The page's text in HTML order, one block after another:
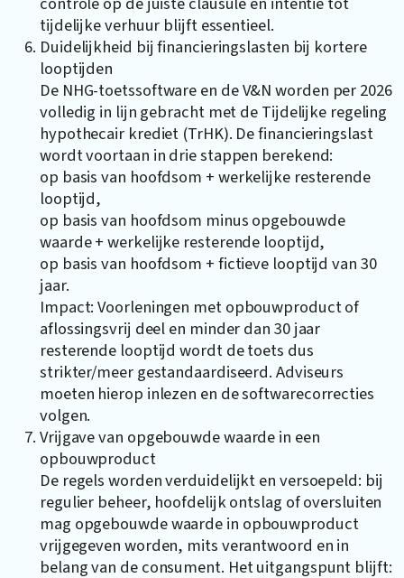
tijdelijke verhuur blijft essentieel.
Duidelijkheid bij financieringslasten bij kortere
looptijden
De NHG-toetssoftware en de V&N worden per 2026
volledig in lijn gebracht met de Tijdelijke regeling
hypothecair krediet (TrHK). De financieringslast
wordt voortaan in drie stappen berekend:
op basis van hoofdsom + werkelijke resterende
looptijd,
op basis van hoofdsom minus opgebouwde
waarde + werkelijke resterende looptijd,
op basis van hoofdsom + fictieve looptijd van 30
jaar.
Impact: Voorleningen met opbouwproduct of
aflossingsvrij deel en minder dan 30 jaar
resterende looptijd wordt de toets dus
strikter/meer gestandaardiseerd. Adviseurs
moeten hierop inlezen en de softwarecorrecties
volgen.
Vrijgave van opgebouwde waarde in een
opbouwproduct
De regels worden verduidelijkt en versoepeld: bij
regulier beheer, hoofdelijk ontslag of oversluiten
mag opgebouwde waarde in opbouwproduct
vrijgegeven worden, mits verantwoord en in
belang van de consument. Het uitgangspunt blijft: